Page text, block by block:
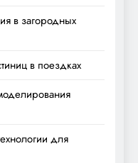
в загородных
в поездках
для